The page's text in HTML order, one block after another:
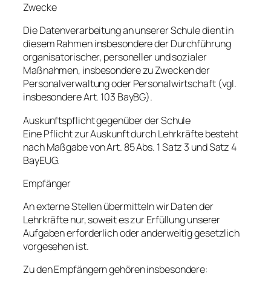
Zwecke
Die Datenverarbeitung an unserer Schule dient in
diesem Rahmen insbesondere der Durchführung
organisatorischer, personeller und sozialer
Maßnahmen, insbesondere zu Zwecken der
Personalverwaltung oder Personalwirtschaft (vgl.
insbesondere Art. 103 BayBG).
Auskunftspflicht gegenüber der Schule
Eine Pflicht zur Auskunft durch Lehrkräfte besteht
nach Maßgabe von Art. 85 Abs. 1 Satz 3 und Satz 4
BayEUG.
Empfänger
An externe Stellen übermitteln wir Daten der
Lehrkräfte nur, soweit es zur Erfüllung unserer
Aufgaben erforderlich oder anderweitig gesetzlich
vorgesehen ist.
Zu den Empfängern gehören insbesondere: